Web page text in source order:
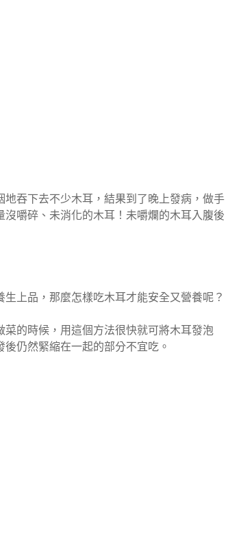
吞下去不少木耳，結果到了晚上發病，做手
嚼碎、未消化的木耳！未嚼爛的木耳入腹後
上品，那麼怎樣吃木耳才能安全又營養呢？
的時候，用這個方法很快就可將木耳發泡
仍然緊縮在一起的部分不宜吃。